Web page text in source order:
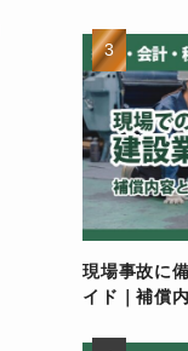
現場事故に
イド｜補償